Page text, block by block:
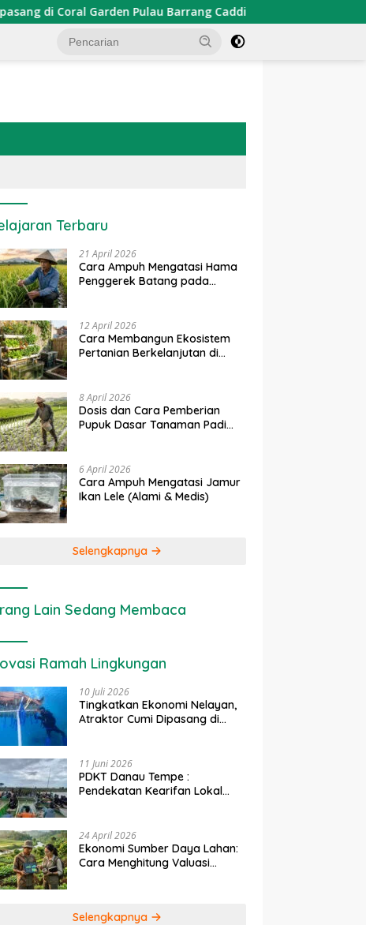
Pulau Barrang Caddi PDKT Danau Tempe :
Terbaru
21 April 2026
Cara Ampuh Mengatasi Hama
Penggerek Batang pada
12 April 2026
Cara Membangun Ekosistem
Pertanian Berkelanjutan di
8 April 2026
Dosis dan Cara Pemberian
Pupuk Dasar Tanaman Padi
6 April 2026
Cara Ampuh Mengatasi Jamur
Ikan Lele (Alami & Medis)
Selengkapnya
Lain Sedang Membaca
Ramah Lingkungan
10 Juli 2026
Tingkatkan Ekonomi Nelayan,
Atraktor Cumi Dipasang di
11 Juni 2026
PDKT Danau Tempe :
Pendekatan Kearifan Lokal
24 April 2026
Ekonomi Sumber Daya Lahan:
Cara Menghitung Valuasi
Selengkapnya